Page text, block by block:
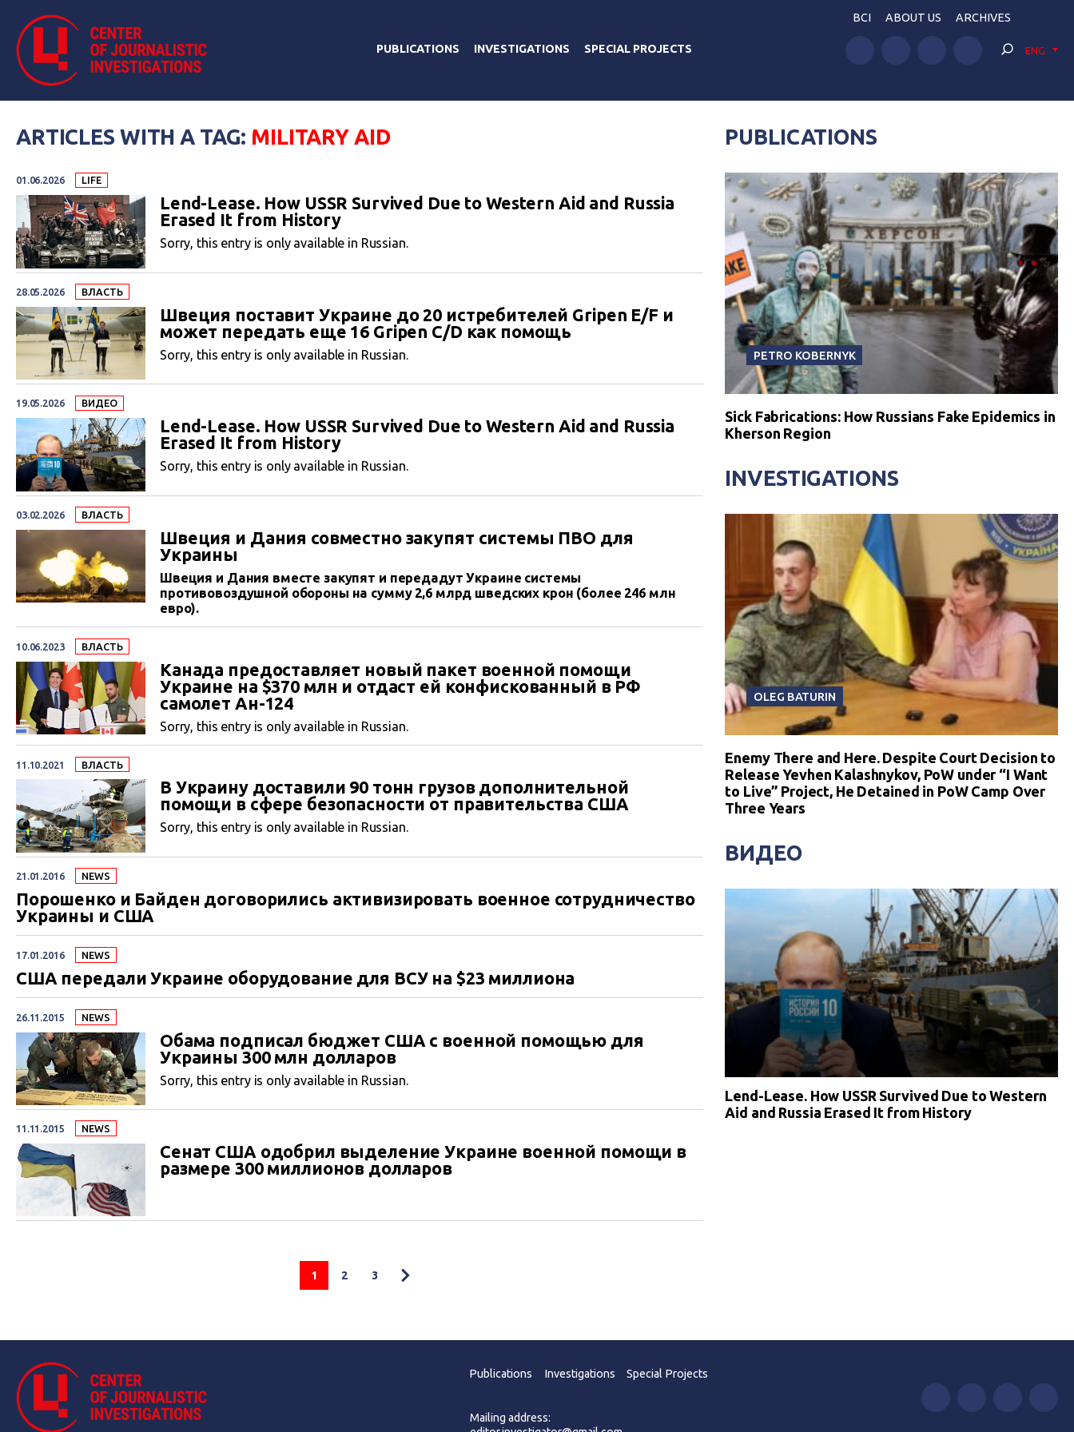
PUBLICATIONS INVESTIGATIONS SPECIAL PROJECTS
BCI ABOUT US ARCHIVES
ENG
ARTICLES WITH A TAG: MILITARY AID
01.06.2026 LIFE
Lend-Lease. How USSR Survived Due to Western Aid and Russia
Erased It from History
Sorry, this entry is only available in Russian.
28.05.2026 ВЛАСТЬ
Швеция поставит Украине до 20 истребителей Gripen E/F и
может передать еще 16 Gripen C/D как помощь
Sorry, this entry is only available in Russian.
19.05.2026 ВИДЕО
Lend-Lease. How USSR Survived Due to Western Aid and Russia
Erased It from History
Sorry, this entry is only available in Russian.
03.02.2026 ВЛАСТЬ
Швеция и Дания совместно закупят системы ПВО для
Украины
Швеция и Дания вместе закупят и передадут Украине системы
противовоздушной обороны на сумму 2,6 млрд шведских крон (более 246 млн
евро).
10.06.2023 ВЛАСТЬ
Канада предоставляет новый пакет военной помощи
Украине на $370 млн и отдаст ей конфискованный в РФ
самолет Ан-124
Sorry, this entry is only available in Russian.
11.10.2021 ВЛАСТЬ
В Украину доставили 90 тонн грузов дополнительной
помощи в сфере безопасности от правительства США
Sorry, this entry is only available in Russian.
21.01.2016 NEWS
Порошенко и Байден договорились активизировать военное сотрудничество
Украины и США
17.01.2016 NEWS
США передали Украине оборудование для ВСУ на $23 миллиона
26.11.2015 NEWS
Обама подписал бюджет США с военной помощью для
Украины 300 млн долларов
Sorry, this entry is only available in Russian.
11.11.2015 NEWS
Сенат США одобрил выделение Украине военной помощи в
размере 300 миллионов долларов
1 2 3
PUBLICATIONS
PETRO KOBERNYK
Sick Fabrications: How Russians Fake Epidemics in
Kherson Region
INVESTIGATIONS
OLEG BATURIN
Enemy There and Here. Despite Court Decision to
Release Yevhen Kalashnykov, PoW under “I Want
to Live” Project, He Detained in PoW Camp Over
Three Years
ВИДЕО
Lend-Lease. How USSR Survived Due to Western
Aid and Russia Erased It from History
Publications Investigations Special Projects
Mailing address: